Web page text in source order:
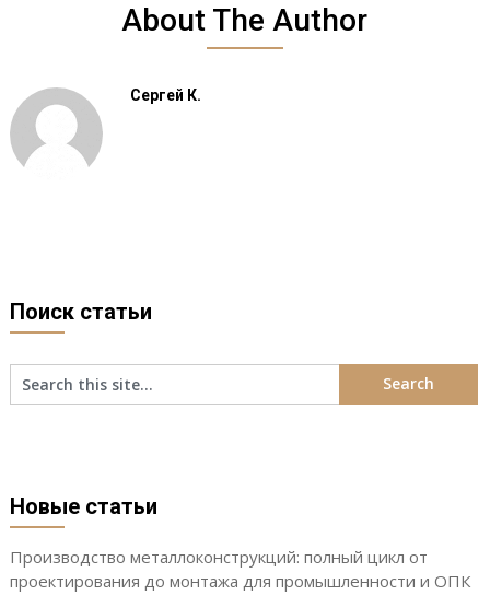
About The Author
Сергей К.
Поиск статьи
Новые статьи
Производство металлоконструкций: полный цикл от
проектирования до монтажа для промышленности и ОПК